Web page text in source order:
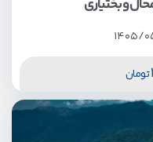
و بختیاری
1405/
تومان